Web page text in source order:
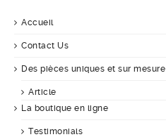
Accueil
Contact Us
Des pièces uniques et sur mesure
Article
La boutique en ligne
Testimonials